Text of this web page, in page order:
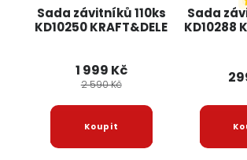
Sada závitníků 110ks
KD10250 KRAFT&DELE
1 999 Kč
2 590 Kč
Sada
KD10288